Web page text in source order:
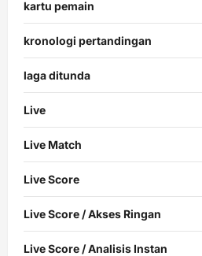
kartu pemain
kronologi pertandingan
laga ditunda
Live
Live Match
Live Score
Live Score / Akses Ringan
Live Score / Analisis Instan